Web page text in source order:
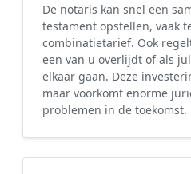
De notaris kan snel een
testament opstellen, vaak
combinatietarief. Ook
een van u overlijdt of als
elkaar gaan. Deze
maar voorkomt enorme
problemen in de toekomst.